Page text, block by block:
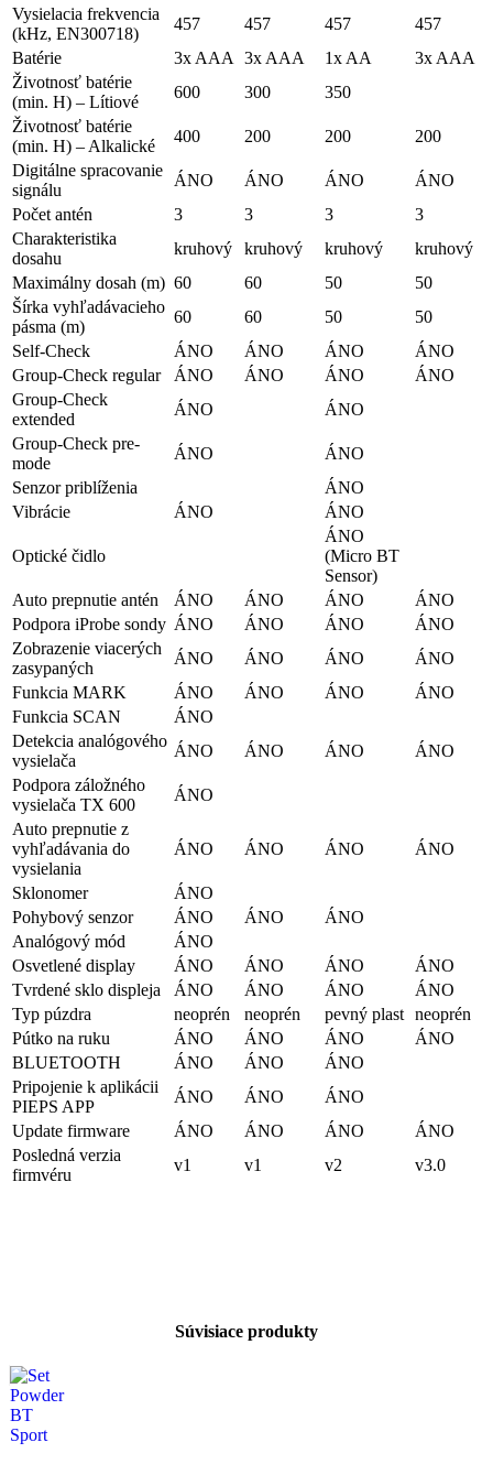
Vysielacia frekvencia
(kHz, EN300718)
457 457 457
457
Batérie
3x AAA 3x AAA 1x AA
3x AAA
Životnosť batérie
(min. H) – Lítiové
600 300
350
Životnosť batérie
(min. H) – Alkalické
400 200 200
200
Digitálne spracovanie
signálu
ÁNO ÁNO ÁNO
ÁNO
Počet antén
3 3 3
3
Charakteristika
dosahu
kruhový kruhový kruhový
kruhový
Maximálny dosah (m) 60 60 50
50
Šírka vyhľadávacieho
pásma (m)
60 60 50
50
Self-Check
ÁNO ÁNO ÁNO
ÁNO
Group-Check regular
ÁNO ÁNO ÁNO
ÁNO
Group-Check
extended
ÁNO
ÁNO
Group-Check pre-
mode
ÁNO
ÁNO
Senzor priblíženia
ÁNO
Vibrácie
ÁNO ÁNO
Optické čidlo
ÁNO
(Micro BT
Sensor)
Auto prepnutie antén
ÁNO ÁNO ÁNO
ÁNO
Podpora iProbe sondy ÁNO ÁNO ÁNO
ÁNO
Zobrazenie viacerých
zasypaných
ÁNO ÁNO ÁNO
ÁNO
Funkcia MARK
ÁNO ÁNO ÁNO
ÁNO
Funkcia SCAN
ÁNO
Detekcia analógového
vysielača
ÁNO ÁNO ÁNO
ÁNO
Podpora záložného
vysielača TX 600
ÁNO
Auto prepnutie z
vyhľadávania do
vysielania
ÁNO ÁNO ÁNO ÁNO
Sklonomer
ÁNO
Pohybový senzor
ÁNO ÁNO
ÁNO
Analógový mód
ÁNO
Osvetlené display
ÁNO ÁNO ÁNO
ÁNO
Tvrdené sklo displeja
ÁNO ÁNO ÁNO
ÁNO
Typ púzdra
neoprén neoprén pevný plast neoprén
Pútko na ruku
ÁNO ÁNO ÁNO
ÁNO
BLUETOOTH
ÁNO ÁNO
ÁNO
Pripojenie k aplikácii
PIEPS APP
ÁNO ÁNO
ÁNO
Update firmware
ÁNO ÁNO ÁNO
ÁNO
Posledná verzia
firmvéru
v1 v1 v2 v3.0
Súvisiace produkty